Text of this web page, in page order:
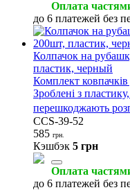
Оплата
до 6 платежей без
Колпачок на
пластик, черный
Комплект
Зроблені з
перешкоджають
CCS-39-52
585 грн.
Кэшбэк 5 грн
Оплата
до 6 платежей без